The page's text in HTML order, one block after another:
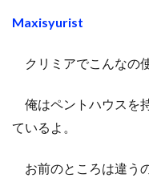
Maxisyurist
クリミアでこんなの
俺はペントハウスを
ているよ。
お前のところは違う